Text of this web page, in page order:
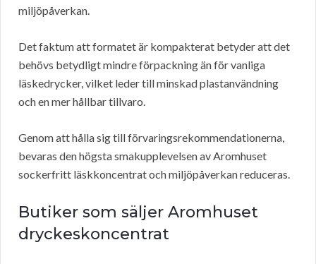
miljöpåverkan.
Det faktum att formatet är kompakterat betyder att det
behövs betydligt mindre förpackning än för vanliga
läskedrycker, vilket leder till minskad plastanvändning
och en mer hållbar tillvaro.
Genom att hålla sig till förvaringsrekommendationerna,
bevaras den högsta smakupplevelsen av Aromhuset
sockerfritt läskkoncentrat och miljöpåverkan reduceras.
Butiker som säljer Aromhuset
dryckeskoncentrat